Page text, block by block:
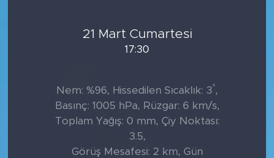
21 Mart Cumartesi
17:30
Nem: %96, Hissedilen Sıcaklık: 3°,
Basınç: 1005 hPa, Rüzgar: 6 km/s,
Toplam Yağış: 0 mm, Çiy Noktası:
3.5,
Görüş Mesafesi: 2 km, Gün